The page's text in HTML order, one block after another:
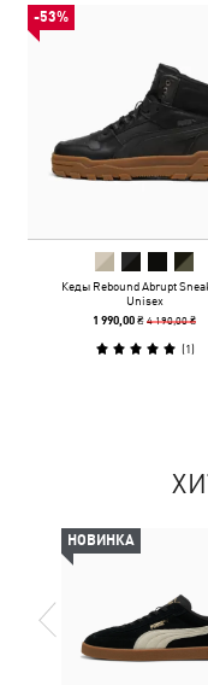
-53%
Кеды Rebound Abrupt
Unisex
1 990,00 ₴4 190,00 ₴
(1)
НОВИНКА